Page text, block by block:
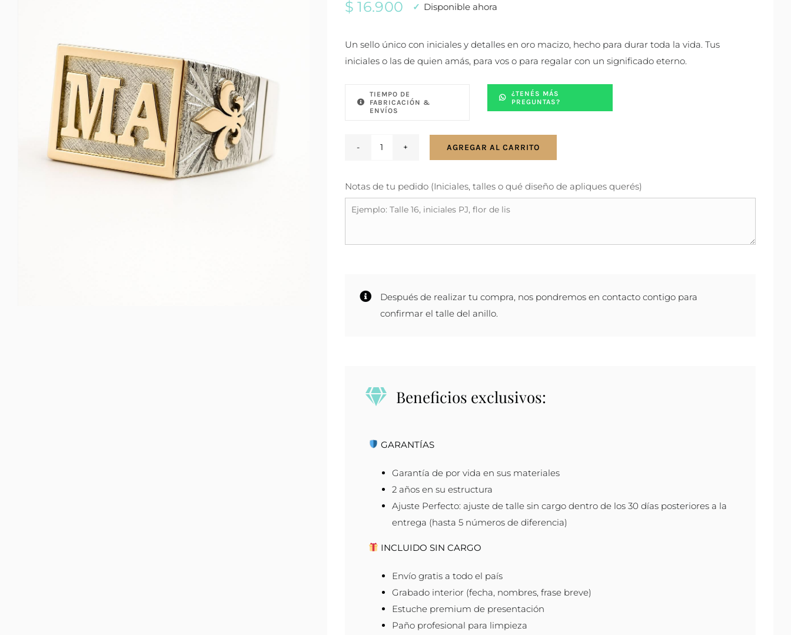
$ 16.900 Disponible ahora
Un sello único con iniciales y detalles en oro macizo, hecho para durar toda la vida. Tus
iniciales o las de quien amás, para vos o para regalar con un significado eterno.
TIEMPO DE
FABRICACIÓN &
ENVÍOS
¿TENÉS MÁS
PREGUNTAS?
grande
y
Oro
AGREGAR AL CARRITO
Notas de tu pedido (Iniciales, talles o qué diseño de apliques querés)
Después de realizar tu compra, nos pondremos en contacto contigo para
confirmar el talle del anillo.
Beneficios exclusivos:
GARANTÍAS
Garantía de por vida en sus materiales
2 años en su estructura
Ajuste Perfecto: ajuste de talle sin cargo dentro de los 30 días posteriores a la
entrega (hasta 5 números de diferencia)
INCLUIDO SIN CARGO
Envío gratis a todo el país
Grabado interior (fecha, nombres, frase breve)
Estuche premium de presentación
Paño profesional para limpieza